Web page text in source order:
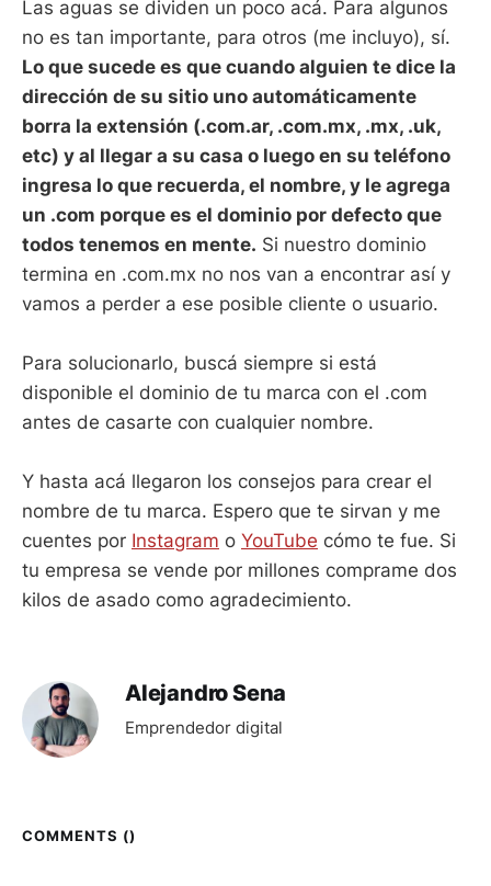
Las aguas se dividen un poco acá. Para algunos
no es tan importante, para otros (me incluyo), sí.
Lo que sucede es que cuando alguien te dice la
dirección de su sitio uno automáticamente
borra la extensión (.com.ar, .com.mx, .mx, .uk,
etc) y al llegar a su casa o luego en su teléfono
ingresa lo que recuerda, el nombre, y le agrega
un .com porque es el dominio por defecto que
todos tenemos en mente. Si nuestro dominio
termina en .com.mx no nos van a encontrar así y
vamos a perder a ese posible cliente o usuario.
Para solucionarlo, buscá siempre si está
disponible el dominio de tu marca con el .com
antes de casarte con cualquier nombre.
Y hasta acá llegaron los consejos para crear el
nombre de tu marca. Espero que te sirvan y me
cuentes por Instagram o YouTube cómo te fue. Si
tu empresa se vende por millones comprame dos
kilos de asado como agradecimiento.
Alejandro Sena
Emprendedor digital
COMMENTS ()